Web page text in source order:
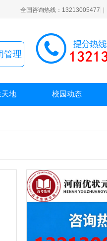
全国咨询热线：13213005477
管理
地 校园动态